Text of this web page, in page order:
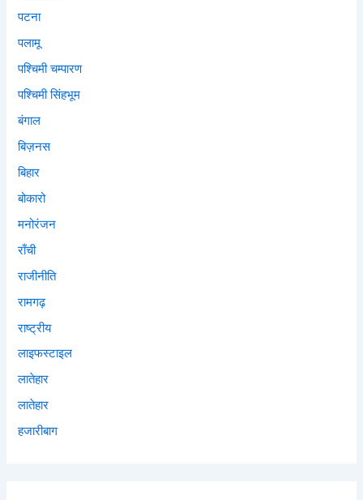
पटना
पलामू
पश्चिमी चम्पारण
पश्चिमी सिंहभूम
बंगाल
बिज़नस
बिहार
बोकारो
मनोरंजन
राँची
राजीनीति
रामगढ़
राष्ट्रीय
लाइफस्टाइल
लातेहार
लातेहार
हजारीबाग